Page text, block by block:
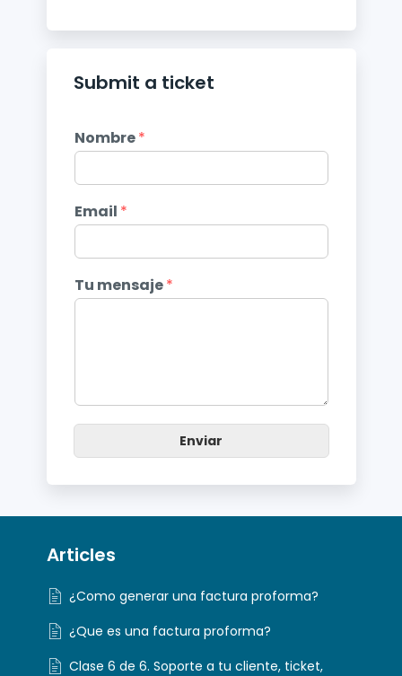
Submit a ticket
Nombre*
Email *
Tu mensaje*
Enviar
Articles
¿Como generar una factura proforma?
¿Que es una factura proforma?
Clase 6 de 6. Soporte a tu cliente, ticket,